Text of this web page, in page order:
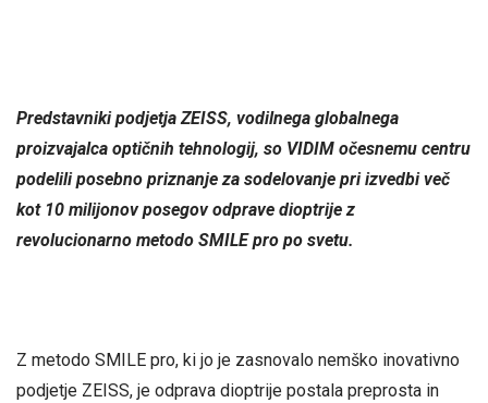
Predstavniki podjetja ZEISS, vodilnega globalnega
proizvajalca optičnih tehnologij, so VIDIM očesnemu centru
podelili posebno priznanje za sodelovanje pri izvedbi več
kot 10 milijonov posegov odprave dioptrije z
revolucionarno metodo SMILE pro po svetu.
Z metodo SMILE pro, ki jo je zasnovalo nemško inovativno
podjetje ZEISS, je odprava dioptrije postala preprosta in